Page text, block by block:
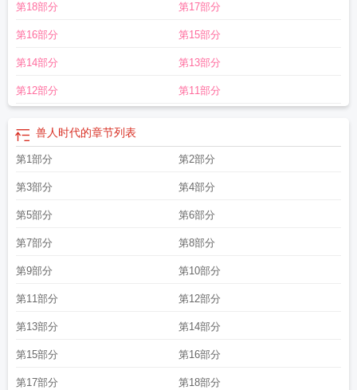
第18部分 第17部分
第16部分 第15部分
第14部分 第13部分
第12部分 第11部分
兽人时代的章节列表
第1部分 第2部分
第3部分 第4部分
第5部分 第6部分
第7部分 第8部分
第9部分 第10部分
第11部分 第12部分
第13部分 第14部分
第15部分 第16部分
第17部分 第18部分